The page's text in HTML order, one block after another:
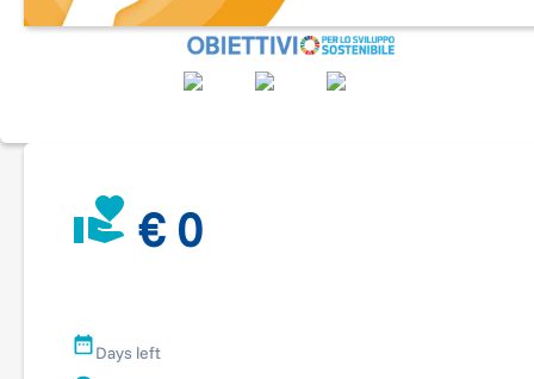
Un dipinto raffigura l'"Ascensione di Cristo con Madonna,
Pietro e Apostoli", l'altro la "Trasfigurazione di Cristo".
Lo scopo della raccolta è il restauro pittorico con la
cornice, anch'essa oggetto di restauro.
persone del Borgo di Carignano.
€ 0
Days left